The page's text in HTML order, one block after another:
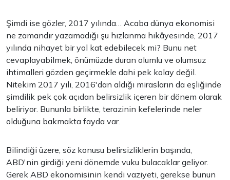
Şimdi ise gözler, 2017 yılında… Acaba dünya ekonomisi
ne zamandır yazamadığı şu hızlanma hikâyesinde, 2017
yılında nihayet bir yol kat edebilecek mi? Bunu net
cevaplayabilmek, önümüzde duran olumlu ve olumsuz
ihtimalleri gözden geçirmekle dahi pek kolay değil.
Nitekim 2017 yılı, 2016'dan aldığı mirasların da eşliğinde
şimdilik pek çok açıdan belirsizlik içeren bir dönem olarak
beliriyor. Bununla birlikte, terazinin kefelerinde neler
olduğuna bakmakta fayda var.
Bilindiği üzere, söz konusu belirsizliklerin başında,
ABD'nin girdiği yeni dönemde vuku bulacaklar geliyor.
Gerek ABD ekonomisinin kendi vaziyeti, gerekse bunun